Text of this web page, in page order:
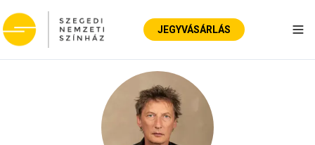
JEGYVÁSÁRLÁS